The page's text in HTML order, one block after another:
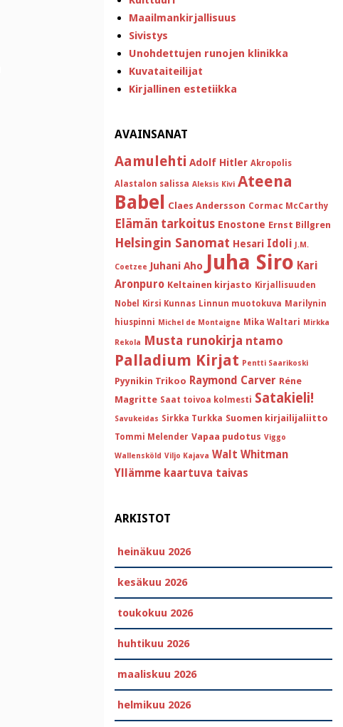
Maailmankirjallisuus
Sivistys
Unohdettujen runojen klinikka
Kuvataiteilijat
Kirjallinen estetiikka
AVAINSANAT
Aamulehti Adolf Hitler Akropolis
Alastalon salissa Aleksis Kivi Ateena
Babel Claes Andersson Cormac McCarthy
Elämän tarkoitus Enostone Ernst Billgren
Helsingin Sanomat Hesari Idoli J.M.
Coetzee Juhani Aho Juha Siro Kari
Aronpuro Keltainen kirjasto Kirjallisuuden
Nobel
Kirsi Kunnas Linnun muotokuva Marilynin
hiuspinni Michel de Montaigne Mika Waltari Mirkka
Rekola Musta runokirja ntamo
Palladium Kirjat Pentti Saarikoski
Pyynikin Trikoo Raymond Carver Réne
Magritte Saat toivoa kolmesti Satakieli!
Savukeidas Sirkka Turkka Suomen kirjailijaliitto
Tommi Melender Vapaa pudotus Viggo
Wallensköld Viljo Kajava Walt Whitman
Yllämme kaartuva taivas
ARKISTOT
heinäkuu 2026
kesäkuu 2026
toukokuu 2026
huhtikuu 2026
maaliskuu 2026
helmikuu 2026